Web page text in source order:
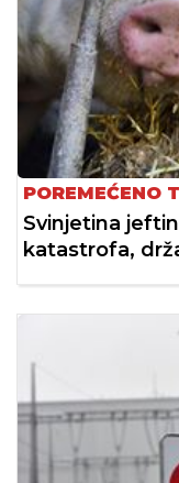
POREMEĆENO
Svinjetina
katastrofa,